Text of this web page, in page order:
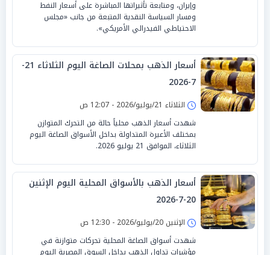
وإيران، ومتابعة تأثيراتها المباشرة على أسعار النفط
ومسار السياسة النقدية المتبعة من جانب «مجلس
الاحتياطي الفيدرالي الأمريكي».
أسعار الذهب بمحلات الصاغة اليوم الثلاثاء 21-
7-2026
الثلاثاء 21/يوليو/2026 - 12:07 ص
شهدت أسعار الذهب محلياً حالة من التحرك المتوازن
بمختلف الأعيرة المتداولة بداخل الأسواق الصاغة اليوم
الثلاثاء، الموافق 21 يوليو 2026.
أسعار الذهب بالأسواق المحلية اليوم الإثنين
20-7-2026
الإثنين 20/يوليو/2026 - 12:30 ص
شهدت أسواق الصاغة المحلية تحركات متوازنة في
مؤشرات تداول الذهب بداخل السوق المصرية اليوم